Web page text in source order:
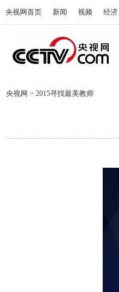
央视网首页 新闻 视频 经济
央视网 > 2015寻找最美教师